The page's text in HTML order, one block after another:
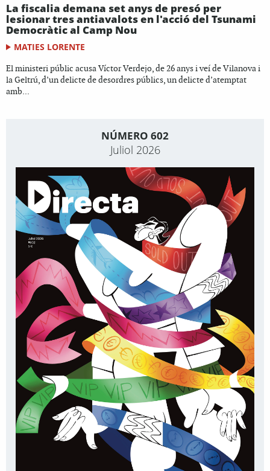
La fiscalia demana set anys de presó per
lesionar tres antiavalots en l'acció del Tsunami
Democràtic al Camp Nou
MATIES LORENTE
El ministeri públic acusa Víctor Verdejo, de 26 anys i veí de Vilanova i
la Geltrú, d’un delicte de desordres públics, un delicte d’atemptat
amb...
NÚMERO 602
Juliol 2026